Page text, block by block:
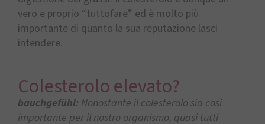
vero e proprio “tuttofare” ed è molto più
importante di quanto la sua reputazione lasci
intendere.
Colesterolo elevato?
bauchgefühl: Nonostante il colesterolo sia così
importante per il nostro organismo, quasi tutti